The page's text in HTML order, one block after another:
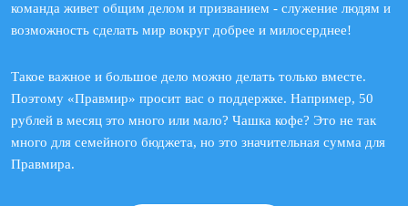
команда живет общим делом и призванием - служение людям и
возможность сделать мир вокруг добрее и милосерднее!
Такое важное и большое дело можно делать только вместе.
Поэтому «Правмир» просит вас о поддержке. Например, 50
рублей в месяц это много или мало? Чашка кофе? Это не так
много для семейного бюджета, но это значительная сумма для
Правмира.